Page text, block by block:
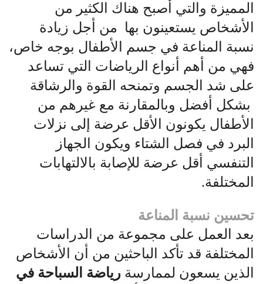
المميزة والتي أصبح هناك الكثير من
الأشخاص يستعينون بها من أجل زيادة
نسبة المناعة في جسم الأطفال بوجه خاص،
فهي من أهم أنواع الرياضات التي تساعد
على شد الجسم وتمنحه القوة والرشاقة
بشكل أفضل وبالمقارنة مع غيرهم من
الأطفال يكونون الأقل عرضة إلى نزلات
البرد في فصل الشتاء ويكون الجهاز
التنفسي أقل عرضة للإصابة بالالتهابات
المختلفة.
تحسين نسبة المناعة
بعد العمل على مجموعة من الدراسات
المختلفة قد تأكد الباحثين من أن الأشخاص
الذين يسعون لممارسة رياضة السباحة في